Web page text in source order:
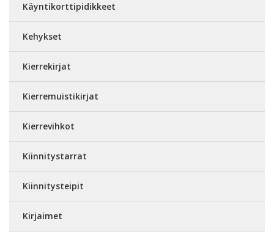
Käyntikorttipidikkeet
Kehykset
Kierrekirjat
Kierremuistikirjat
Kierrevihkot
Kiinnitystarrat
Kiinnitysteipit
Kirjaimet